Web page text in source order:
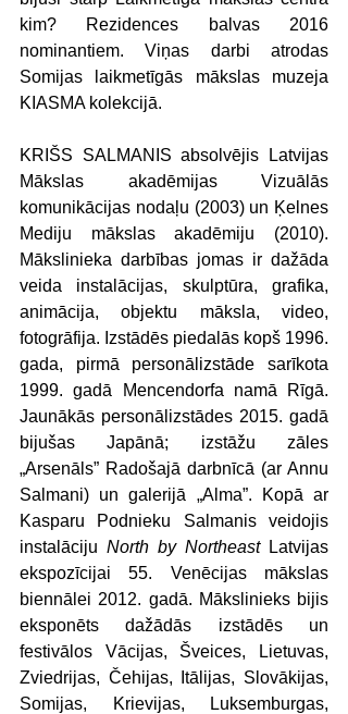
kim? Rezidences balvas 2016
nominantiem. Viņas darbi atrodas
Somijas laikmetīgās mākslas muzeja
KIASMA kolekcijā.
KRIŠS SALMANIS absolvējis Latvijas
Mākslas akadēmijas Vizuālās
komunikācijas nodaļu (2003) un Ķelnes
Mediju mākslas akadēmiju (2010).
Mākslinieka darbības jomas ir dažāda
veida instalācijas, skulptūra, grafika,
animācija, objektu māksla, video,
fotogrāfija. Izstādēs piedalās kopš 1996.
gada, pirmā personālizstāde sarīkota
1999. gadā Mencendorfa namā Rīgā.
Jaunākās personālizstādes 2015. gadā
bijušas Japānā; izstāžu zāles
„Arsenāls” Radošajā darbnīcā (ar Annu
Salmani) un galerijā „Alma”. Kopā ar
Kasparu Podnieku Salmanis veidojis
instalāciju North by Northeast Latvijas
ekspozīcijai 55. Venēcijas mākslas
biennālei 2012. gadā. Mākslinieks bijis
eksponēts dažādās izstādēs un
festivālos Vācijas, Šveices, Lietuvas,
Zviedrijas, Čehijas, Itālijas, Slovākijas,
Somijas, Krievijas, Luksemburgas,